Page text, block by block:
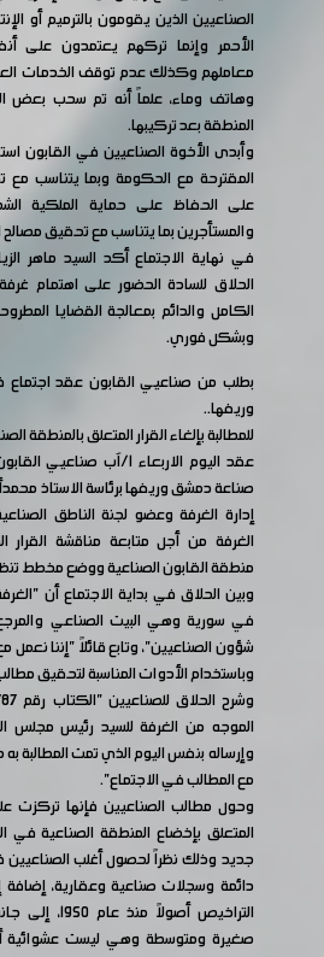
الصناعيين الذين يقومون بالترميم أو
الأحمر وإنما تركهم يعتمدون على
معاملهم وكذلك عدم توقف الخدمات
وهاتف وماء، علماً أنه تم سحب بعض
المنطقة بعد تركيبها.
وأبدى الأخوة الصناعيين في القابون
المقترحة مع الحكومة وبما يتناسب مع
على الحفاظ على حماية الملكية
والمستأجرين بما يتناسب مع تحقيق
في نهاية الاجتماع أكد السيد ماهر
الحلاق للسادة الحضور على اهتمام
الكامل والدائم بمعالجة القضايا
وبشكل فوري.
بطلب من صناعيي القابون عقد
وريفها..
للمطالبة بإلغاء القرار المتعلق بالمنطقة
عقد اليوم الاربعاء 1/آب
صناعة دمشق وريفها برئاسة الاستاذ
إدارة الغرفة وعضو لجنة الناطق
الغرفة من أجل متابعة مناقشة
منطقة القابون الصناعية ووضع مخطط
وبين الحلاق في بداية الاجتماع أن
في سورية وهي البيت الصناعي والمرجع
شؤون الصناعيين"، وتابع قائلاً "إننا
وباستخدام الأدوات المناسبة لتحقيق
الموجه من الغرفة للسيد رئيس مجلس
وإرساله بنفس اليوم الذي تمت المطالبة
مع المطالب في الاجتماع".
وحول مطالب الصناعيين فإنها تركزت على
المتعلق بإخضاع المنطقة الصناعية
جديد وذلك نظراً لحصول أغلب الصناعيين
دائمة وسجلات صناعية وعقارية،
التراخيص
صغيرة ومتوسطة وهي ليست عشوائية أو